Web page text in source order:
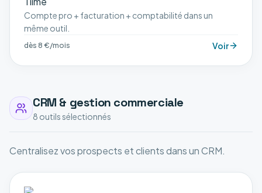
Compte pro + facturation + comptabilité dans un
même outil.
dès 8 €/mois Voir
CRM & gestion commerciale
8 outilssélectionnés
Centralisez vos prospects et clients dans un CRM.